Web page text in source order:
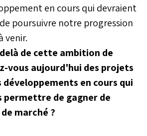
en cours qui devraient
poursuivre notre progression
venir.
de cette ambition de
vous aujourd'hui des projets
développements en cours qui
permettre de gagner de
marché ?